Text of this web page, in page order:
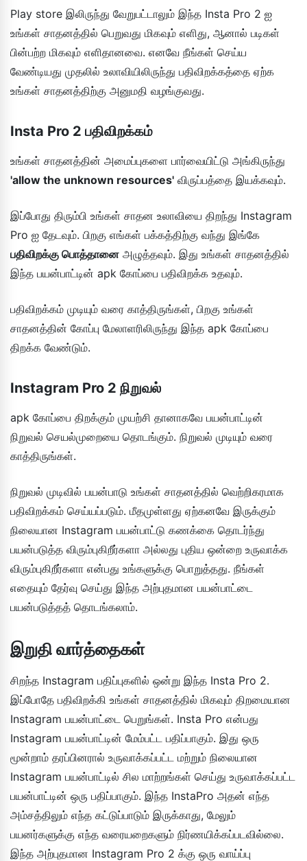
Play store இலிருந்து வேறுபட்டாலும் இந்த Insta Pro 2 ஐ
உங்கள் சாதனத்தில் பெறுவது மிகவும் எளிது, ஆனால் படிகள்
பின்பற்ற மிகவும் எளிதானவை. எனவே நீங்கள் செய்ய
வேண்டியது முதலில் உலாவியிலிருந்து பதிவிறக்கத்தை ஏற்க
உங்கள் சாதனத்திற்கு அனுமதி வழங்குவது.
Insta Pro 2 பதிவிறக்கம்
உங்கள் சாதனத்தின் அமைப்புகளை பார்வையிட்டு அங்கிருந்து
'allow the unknown resources' விருப்பத்தை இயக்கவும்.
இப்போது திரும்பி உங்கள் சாதன உலாவியை திறந்து Instagram
Pro ஐ தேடவும். பிறகு எங்கள் பக்கத்திற்கு வந்து இங்கே
பதிவிறக்கு பொத்தானை அழுத்தவும். இது உங்கள் சாதனத்தில்
இந்த பயன்பாட்டின் apk கோப்பை பதிவிறக்க உதவும்.
பதிவிறக்கம் முடியும் வரை காத்திருங்கள், பிறகு உங்கள்
சாதனத்தின் கோப்பு மேலாளரிலிருந்து இந்த apk கோப்பை
திறக்க வேண்டும்.
Instagram Pro 2 நிறுவல்
apk கோப்பை திறக்கும் முயற்சி தானாகவே பயன்பாட்டின்
நிறுவல் செயல்முறையை தொடங்கும். நிறுவல் முடியும் வரை
காத்திருங்கள்.
நிறுவல் முடிவில் பயன்பாடு உங்கள் சாதனத்தில் வெற்றிகரமாக
பதிவிறக்கம் செய்யப்படும். மீதமுள்ளது ஏற்கனவே இருக்கும்
நிலையான Instagram பயன்பாட்டு கணக்கை தொடர்ந்து
பயன்படுத்த விரும்புகிறீர்களா அல்லது புதிய ஒன்றை உருவாக்க
விரும்புகிறீர்களா என்பது உங்களுக்கு பொறுத்தது. நீங்கள்
எதையும் தேர்வு செய்து இந்த அற்புதமான பயன்பாட்டை
பயன்படுத்தத் தொடங்கலாம்.
இறுதி வார்த்தைகள்
சிறந்த Instagram பதிப்புகளில் ஒன்று இந்த Insta Pro 2.
இப்போதே பதிவிறக்கி உங்கள் சாதனத்தில் மிகவும் திறமையான
Instagram பயன்பாட்டை பெறுங்கள். Insta Pro என்பது
Instagram பயன்பாட்டின் மேம்பட்ட பதிப்பாகும். இது ஒரு
மூன்றாம் தரப்பினரால் உருவாக்கப்பட்ட மற்றும் நிலையான
Instagram பயன்பாட்டில் சில மாற்றங்கள் செய்து உருவாக்கப்பட்ட
பயன்பாட்டின் ஒரு பதிப்பாகும். இந்த InstaPro அதன் எந்த
அம்சத்திலும் எந்த கட்டுப்பாடும் இருக்காது, மேலும்
பயனர்களுக்கு எந்த வரையறைகளும் நிர்ணயிக்கப்படவில்லை.
இந்த அற்புதமான Instagram Pro 2 க்கு ஒரு வாய்ப்பு